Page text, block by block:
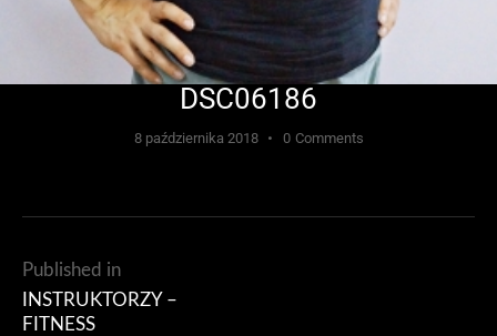
DSC06186
8 października 2018 0 Comments
Published in
INSTRUKTORZY –
FITNESS